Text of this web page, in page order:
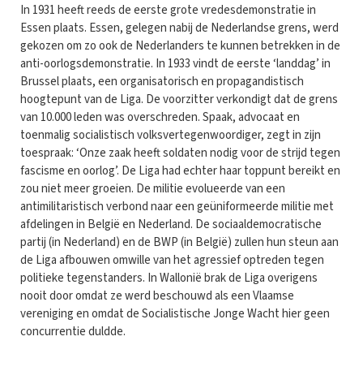
In 1931 heeft reeds de eerste grote vredesdemonstratie in
Essen plaats. Essen, gelegen nabij de Nederlandse grens, werd
gekozen om zo ook de Nederlanders te kunnen betrekken in de
anti-oorlogsdemonstratie. In 1933 vindt de eerste ‘landdag’ in
Brussel plaats, een organisatorisch en propagandistisch
hoogtepunt van de Liga. De voorzitter verkondigt dat de grens
van 10.000 leden was overschreden. Spaak, advocaat en
toenmalig socialistisch volksvertegenwoordiger, zegt in zijn
toespraak: ‘Onze zaak heeft soldaten nodig voor de strijd tegen
fascisme en oorlog’. De Liga had echter haar toppunt bereikt en
zou niet meer groeien. De militie evolueerde van een
antimilitaristisch verbond naar een geüniformeerde militie met
afdelingen in België en Nederland. De sociaaldemocratische
partij (in Nederland) en de BWP (in België) zullen hun steun aan
de Liga afbouwen omwille van het agressief optreden tegen
politieke tegenstanders. In Wallonië brak de Liga overigens
nooit door omdat ze werd beschouwd als een Vlaamse
vereniging en omdat de Socialistische Jonge Wacht hier geen
concurrentie duldde.